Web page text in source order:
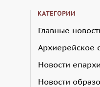
КАТЕГОРИИ
Главные
Архиерейское
Новости
Новости